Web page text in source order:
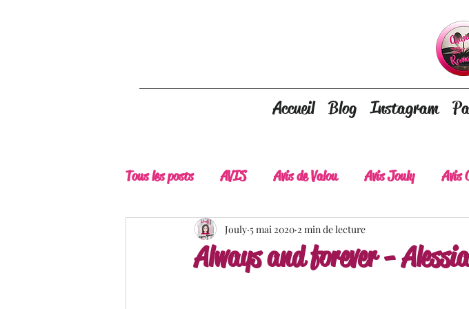
Accueil Blog Instagram
Tous les posts AVIS Avis de Valou Avis Jouly Avis
Belle Découverte A lire absolument
Always and forever -
Jouly 5 mai 2020 2 min de lecture